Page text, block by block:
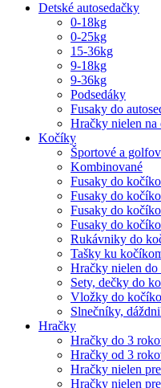
Detské autosedačky
0-18kg
0-25kg
15-36kg
9-18kg
9-36kg
Podsedáky
Fusaky do
Hračky nielen na
Kočíky
Športové a
Kombinované
Fusaky do
Fusaky do
Fusaky do
Fusaky do
Rukávniky do
Tašky ku
Hračky nielen
Sety, dečky do
Vložky do
Slnečníky,
Hračky
Hračky do 3
Hračky od 3
Hračky nielen
Hračky nielen